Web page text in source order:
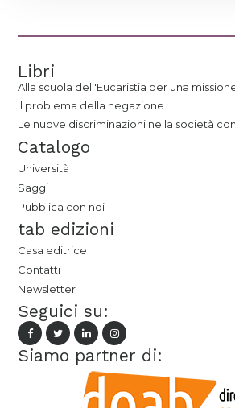
Libri
Alla scuola dell'Eucaristia per una
Il problema della negazione
Le nuove discriminazioni nella società
Catalogo
Università
Saggi
Pubblica con noi
tab edizioni
Casa editrice
Contatti
Newsletter
Seguici su:
Siamo partner di: